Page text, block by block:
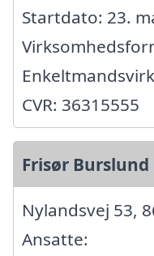
Startdato: 23.
CVR: 36315555
Frisør Burslund
Nylandsvej 53,
Ansatte: